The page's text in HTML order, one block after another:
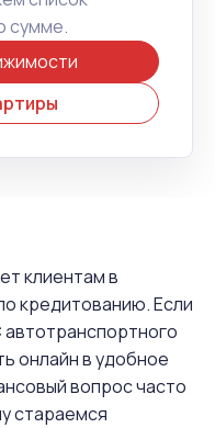
сумме.
клиентам в
кредитованию. Если
онлайн в удобное
вопрос часто
стараемся